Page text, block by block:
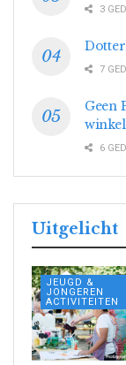
3
7
Geen
6
Uitgelicht
JEUGD &
JONGEREN
ACTIVITEITEN